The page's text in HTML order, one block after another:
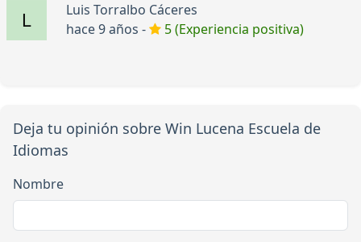
Luis Torralbo Cáceres
hace 9 años -
5 (Experiencia positiva)
Deja tu opinión sobre Win Lucena Escuela de
Idiomas
Nombre